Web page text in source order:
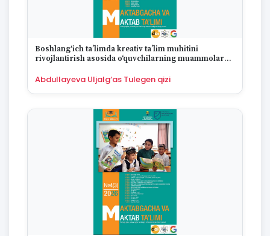
Boshlang‘ich ta’limda kreativ ta’lim muhitini
rivojlantirish asosida o‘quvchilarning muammolarni
Abdullayeva Uljalg‘as Tulegen qizi